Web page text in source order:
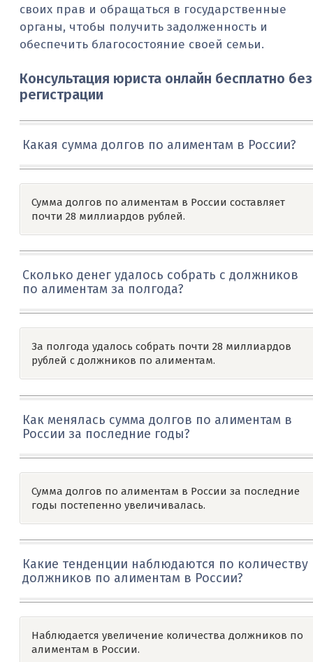
своих прав и обращаться в государственные
органы, чтобы получить задолженность и
обеспечить благосостояние своей семьи.
Консультация юриста онлайн бесплатно без
регистрации
Какая сумма долгов по алиментам в России?
Сумма долгов по алиментам в России составляет
почти 28 миллиардов рублей.
Сколько денег удалось собрать с должников
по алиментам за полгода?
За полгода удалось собрать почти 28 миллиардов
рублей с должников по алиментам.
Как менялась сумма долгов по алиментам в
России за последние годы?
Сумма долгов по алиментам в России за последние
годы постепенно увеличивалась.
Какие тенденции наблюдаются по количеству
должников по алиментам в России?
Наблюдается увеличение количества должников по
алиментам в России.